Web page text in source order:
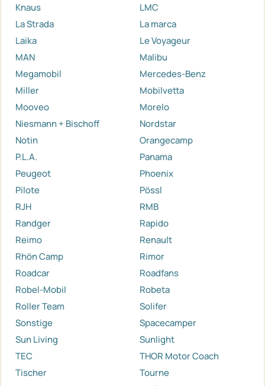
Knaus
LMC
La Strada
La marca
Laika
Le Voyageur
MAN
Malibu
Megamobil
Mercedes-Benz
Miller
Mobilvetta
Mooveo
Morelo
Niesmann + Bischoff
Nordstar
Notin
Orangecamp
P.L.A.
Panama
Peugeot
Phoenix
Pilote
Pössl
RJH
RMB
Randger
Rapido
Reimo
Renault
Rhön Camp
Rimor
Roadcar
Roadfans
Robel-Mobil
Robeta
Roller Team
Solifer
Sonstige
Spacecamper
Sun Living
Sunlight
TEC
THOR Motor Coach
Tischer
Tourne